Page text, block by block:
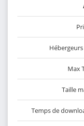
Max
Taille
Temps de